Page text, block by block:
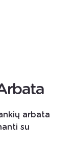
arbata
su